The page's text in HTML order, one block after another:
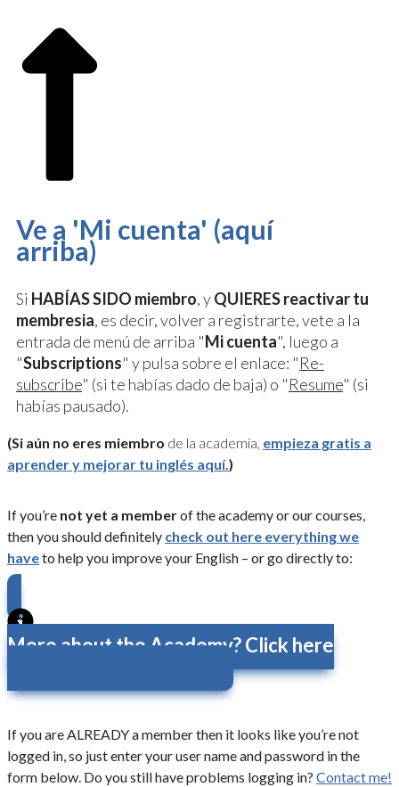
Ve a 'Mi cuenta' (aquí
arriba)
Si HABÍAS SIDO miembro, yQUIERES reactivar tu
membresia, es decir, volver a registrarte, vete a la
entrada de menú de arriba "Mi cuenta", luego a
"Subscriptions" y pulsa sobre el enlace: "Re-
subscribe" (si te habías dado de baja) o "Resume" (si
habías pausado).
(Si aún no eres miembro de la academia, empieza gratis a
aprender y mejorar tu inglés aquí.)
If you’re not yet a memberof the academy or our courses,
then you should definitely check out here everything we
haveto help you improve your English – or go directly to:
More about the Academy? Click here
If you are ALREADY a member then it looks like you’re not
logged in, so just enter your user name and password in the
form below. Do you still have problems logging in? Contact me!